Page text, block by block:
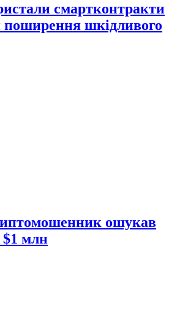
смартконтракти
поширення шкідливого
ошукав
$1 млн